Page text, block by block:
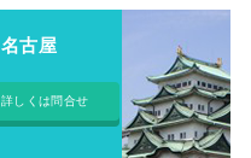
名古屋
詳しくは問合せ